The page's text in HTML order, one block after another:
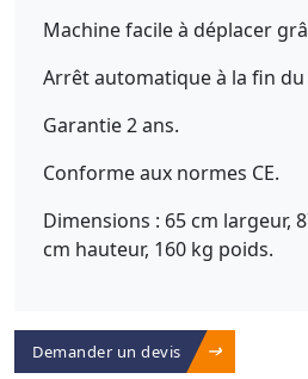
Machine facile à déplacer
Arrêt automatique à la fin
Garantie 2 ans.
Conforme aux normes CE.
Dimensions : 65 cm largeur,
cm hauteur, 160 kg poids.
Demander un devis